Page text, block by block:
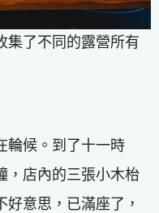
集了不同的露營所有
輪候。到了十一時
，店內的三張小木枱
意思，已滿座了，